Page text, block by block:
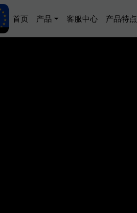
Main navigation
首页 产品 客服中心 产品特点